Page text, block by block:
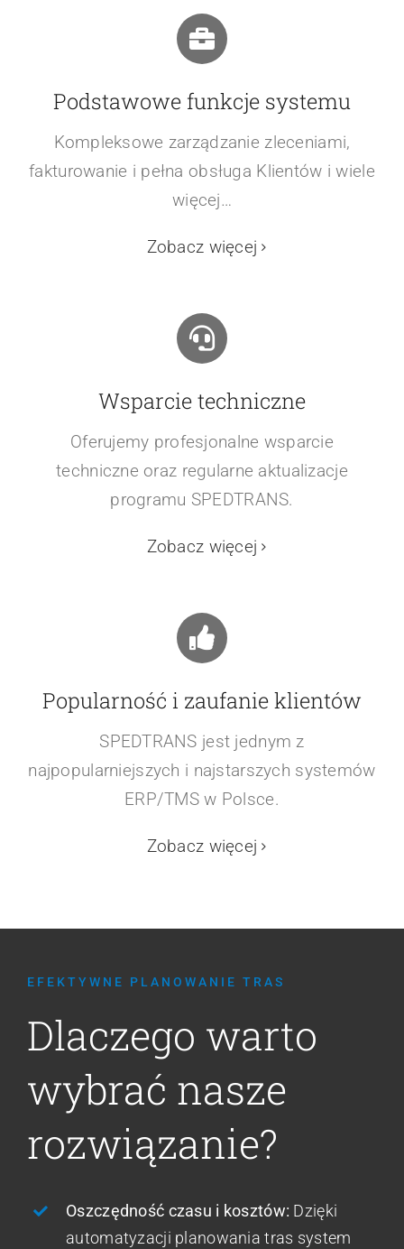
Podstawowe funkcje systemu
Kompleksowe zarządzanie zleceniami,
fakturowanie i pełna obsługa Klientów i wiele
więcej…
Zobacz więcej
Wsparcie techniczne
Oferujemy profesjonalne wsparcie
techniczne oraz regularne aktualizacje
programu SPEDTRANS.
Zobacz więcej
Popularność i zaufanie klientów
SPEDTRANS jest jednym z
najpopularniejszych i najstarszych systemów
ERP/TMS w Polsce.
Zobacz więcej
EFEKTYWNE PLANOWANIE TRAS
Dlaczego warto
wybrać nasze
rozwiązanie?
Oszczędność czasu i kosztów: Dzięki
automatyzacji planowania tras system